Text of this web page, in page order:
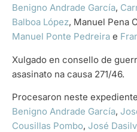
Benigno Andrade García,
Balboa López, Manuel Pena
Manuel Ponte Pedreira e
Xulgado en consello de
asasinato na causa 271/46.
Procesaron neste
Benigno Andrade García,
Cousillas Pombo, José